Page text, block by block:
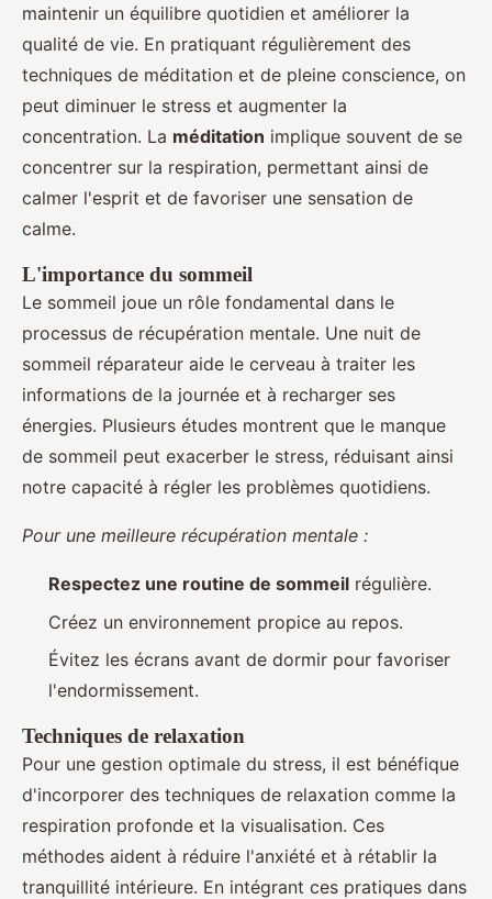
maintenir un équilibre quotidien et améliorer la
qualité de vie. En pratiquant régulièrement des
techniques de méditation et de pleine conscience, on
peut diminuer le stress et augmenter la
concentration. La méditation implique souvent de se
concentrer sur la respiration, permettant ainsi de
calmer l'esprit et de favoriser une sensation de
calme.
L'importance du sommeil
Le sommeil joue un rôle fondamental dans le
processus de récupération mentale. Une nuit de
sommeil réparateur aide le cerveau à traiter les
informations de la journée et à recharger ses
énergies. Plusieurs études montrent que le manque
de sommeil peut exacerber le stress, réduisant ainsi
notre capacité à régler les problèmes quotidiens.
Pour une meilleure récupération mentale :
Respectez une routine de sommeil régulière.
Créez un environnement propice au repos.
Évitez les écrans avant de dormir pour favoriser
l'endormissement.
Techniques de relaxation
Pour une gestion optimale du stress, il est bénéfique
d'incorporer des techniques de relaxation comme la
respiration profonde et la visualisation. Ces
méthodes aident à réduire l'anxiété et à rétablir la
tranquillité intérieure. En intégrant ces pratiques dans